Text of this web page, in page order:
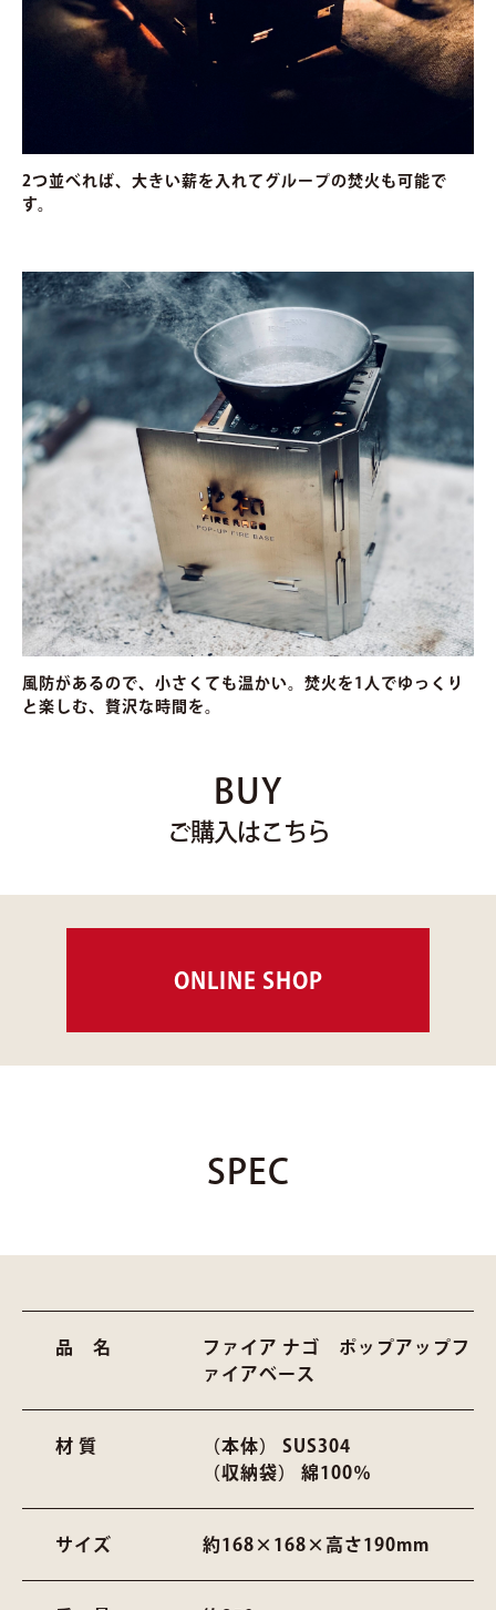
2つ並べれば、大きい薪を入れてグループの焚火も可能で
す。
風防があるので、小さくても温かい。焚火を1人でゆっくり
と楽しむ、贅沢な時間を。
BUY
ご購入はこちら
ONLINE SHOP
SPEC
品 名
ファイア ナゴ ポップアップフ
ァイアベース
材 質
（本体） SUS304
（収納袋） 綿100％
サイズ 約168×168×高さ190mm